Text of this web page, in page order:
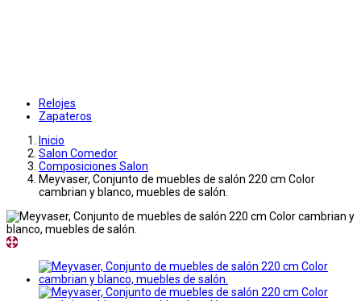
Relojes
Zapateros
Inicio
Salon Comedor
Composiciones Salon
Meyvaser, Conjunto de muebles de salón 220 cm Color
cambrian y blanco, muebles de salón.